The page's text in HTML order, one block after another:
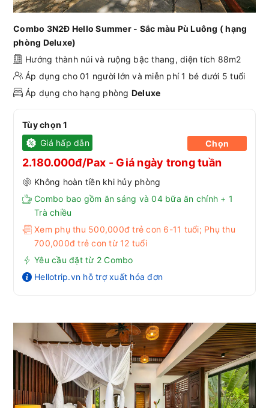
Combo 3N2Đ Hello Summer - Sắc màu Pù Luông ( hạng
phòng Deluxe)
Hướng thành núi và ruộng bậc thang, diện tích 88m2
Áp dụng cho 01 người lớn và miễn phí 1 bé dưới 5 tuổi
Áp dụng cho hạng phòng Deluxe
Tùy chọn 1
Giá hấp dẫn
2.180.000đ/Pax - Giá ngày trong tuần
Không hoàn tiền khi hủy phòng
Combo bao gồm ăn sáng và 04 bữa ăn chính + 1
Trà chiều
Xem phụ thu 500,000đ trẻ con 6-11 tuổi; Phụ thu
700,000đ trẻ con từ 12 tuổi
Yêu cầu đặt từ 2 Combo
Hellotrip.vn hỗ trợ xuất hóa đơn
Chọn